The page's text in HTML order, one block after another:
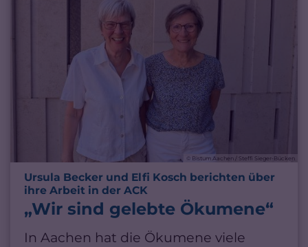
© Bistum Aachen / Steffi Sieger-Bücken
Ursula Becker und Elfi Kosch berichten über
ihre Arbeit in der ACK
„Wir sind gelebte Ökumene“
In Aachen hat die Ökumene viele